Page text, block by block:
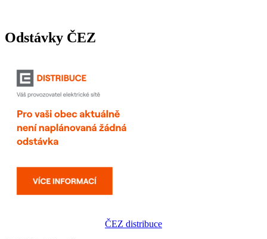
Odstávky ČEZ
ČEZ distribuce